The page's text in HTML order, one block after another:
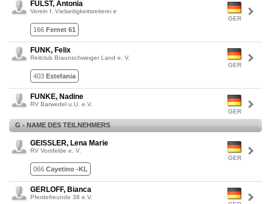
GER
FULST, Antonia
Verein f. Vielseitigkeitsreiterei e
166 Fernet 61
GER
FUNK, Felix
Reitclub Braunschweiger Land e. V.
403 Estefania
GER
FUNKE, Nadine
RV Barwedel u.U. e.V.
G - NAME DES TEILNEHMERS
GER
GEISSLER, Lena Marie
RV Vorsfelde e. V.
066 Cayetino -KL
GERLOFF, Bianca
Pferdefreunde 38 e.V.